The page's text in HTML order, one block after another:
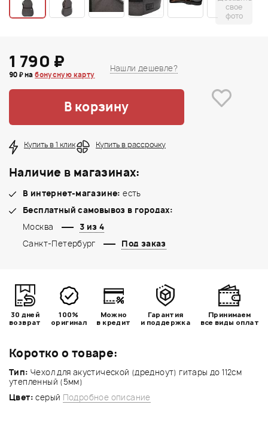
свое
фото
Коротко о товаре:
Тип: Чехол для акустической (дредноут) гитары до 112см
утепленный (5мм)
Цвет: серый Подробное описание
1 790 ₽
90 ₽ набонусную карту
Нашли дешевле?
В корзину
Купить в 1 клик Купить в рассрочку
Наличие в магазинах:
В интернет-магазине: есть
Бесплатный самовывоз в городах:
Москва
3 из 4
Санкт-Петербург
Под заказ
30 дней
возврат
100%
оригинал
Можно
в кредит
Гарантия
и поддержка
Принимаем
все виды оплат